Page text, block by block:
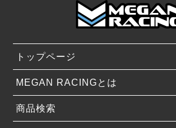
トップページ
MEGAN RACINGとは
商品検索